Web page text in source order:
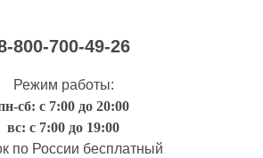
800-700-49-26
Режим работы:
сб: с 7:00 до 20:00
вс: с 7:00 до 19:00
по России бесплатный